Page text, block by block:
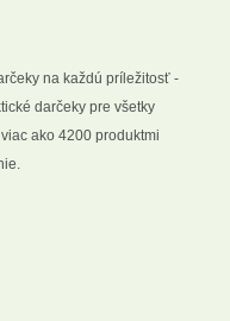
na každú príležitosť -
darčeky pre všetky
ako 4200 produktmi